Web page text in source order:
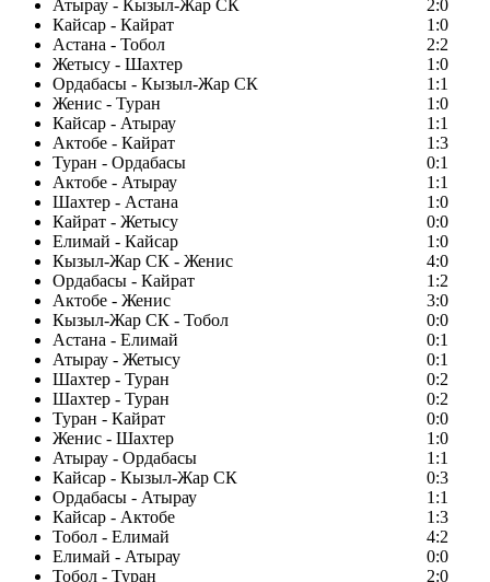
Атырау - Кызыл-Жар СК
2:0
Кайсар - Кайрат
1:0
Астана - Тобол
2:2
Жетысу - Шахтер
1:0
Ордабасы - Кызыл-Жар СК
1:1
Женис - Туран
1:0
Кайсар - Атырау
1:1
Актобе - Кайрат
1:3
Туран - Ордабасы
0:1
Актобе - Атырау
1:1
Шахтер - Астана
1:0
Кайрат - Жетысу
0:0
Елимай - Кайсар
1:0
Кызыл-Жар СК - Женис
4:0
Ордабасы - Кайрат
1:2
Актобе - Женис
3:0
Кызыл-Жар СК - Тобол
0:0
Астана - Елимай
0:1
Атырау - Жетысу
0:1
Шахтер - Туран
0:2
Шахтер - Туран
0:2
Туран - Кайрат
0:0
Женис - Шахтер
1:0
Атырау - Ордабасы
1:1
Кайсар - Кызыл-Жар СК
0:3
Ордабасы - Атырау
1:1
Кайсар - Актобе
1:3
Тобол - Елимай
4:2
Елимай - Атырау
0:0
Тобол - Туран
2:0